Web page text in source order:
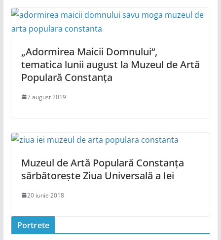
„Adormirea Maicii Domnului“,
tematica lunii august la Muzeul de Artă
Populară Constanța
7 august 2019
Muzeul de Artă Populară Constanța
sărbătorește Ziua Universală a Iei
20 iunie 2018
Portrete